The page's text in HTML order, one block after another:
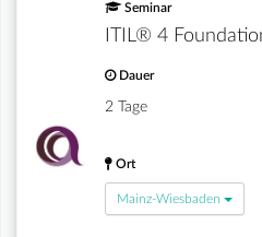
Seminar
ITIL® 4
Dauer
2 Tage
Ort
Mainz-Wiesbaden